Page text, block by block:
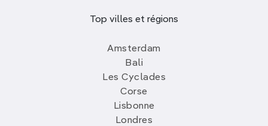
Top villes et régions
Amsterdam
Bali
Les Cyclades
Corse
Lisbonne
Londres